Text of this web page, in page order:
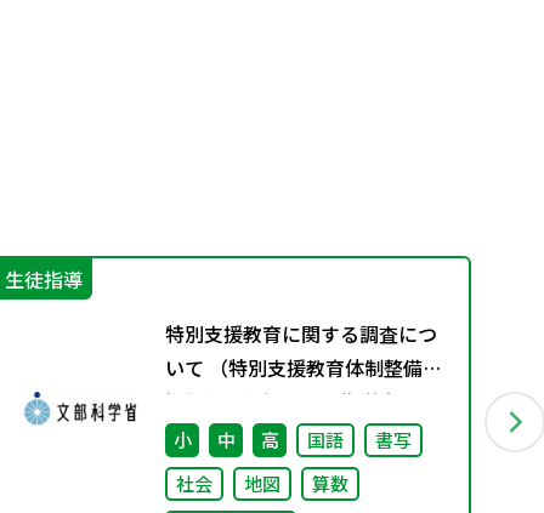
生徒指導
特別支援教育に関する調査につ
いて （特別支援教育体制整備状
況調査、通級による指導実施状
況調査）
小 中 高 国語
書写
社会
地図
算数